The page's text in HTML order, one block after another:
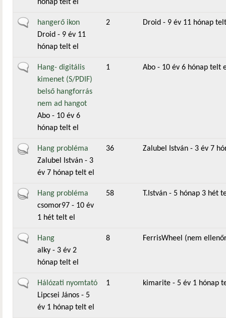
hónap telt el
Általános téma
hangerő ikon
Droid - 9 év 11
hónap telt el
2 Droid - 9 év 11 hónap
Általános téma
Hang- digitális
kimenet (S/PDIF)
belső hangforrás
nem ad hangot
Abo - 10 év 6
hónap telt el
1 Abo - 10 év 6 hónap telt
Aktív témaHang probléma
Zalubel István - 3
év 7 hónap telt el
36 Zalubel István - 3 év 7
Aktív témaHang probléma
csomor97 - 10 év
1 hét telt el
58 T.István - 5 hónap 3 hét
Általános téma
Hang
alky - 3 év 2
hónap telt el
8 FerrisWheel (nem
Általános téma
Hálózati nyomtató
Lipcsei János - 5
év 1 hónap telt el
1 kimarite - 5 év 1 hónap